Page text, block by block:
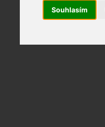
Souhlasím